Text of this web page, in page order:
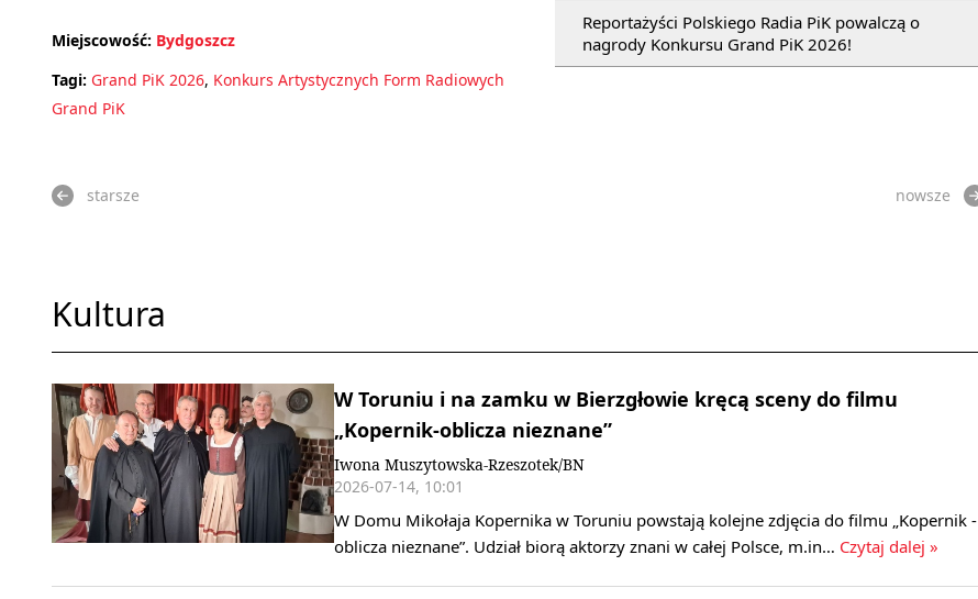
Reportażyści Polskiego Radia PiK powalczą o
nagrody Konkursu Grand PiK 2026!
Miejscowość: Bydgoszcz
Tagi: Grand PiK 2026, Konkurs Artystycznych Form Radiowych
Grand PiK
starsze nowsze
Kultura
W Toruniu i na zamku w Bierzgłowie kręcą sceny do filmu
„Kopernik-oblicza nieznane”
Iwona Muszytowska-Rzeszotek/BN
2026-07-14, 10:01
W Domu Mikołaja Kopernika w Toruniu powstają kolejne zdjęcia do filmu „Kopernik -
oblicza nieznane”. Udział biorą aktorzy znani w całej Polsce, m.in… Czytaj dalej »